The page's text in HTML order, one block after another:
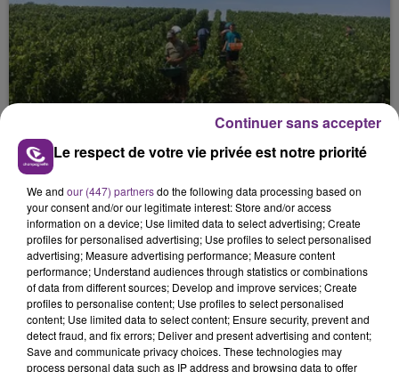
L'INSPECTION DU TRAVAIL RAPPELLE À
L'ORDRE SUR LES CONDITIONS DE...
Alors que les dates de début des vendange 2026
l'inspection du Travail en profite pour rappeler
les conditions de...
TITRES DIFFUSÉS
8h51
8h51 8h47
8h47
Le respect de votre vie privée est notre priorité
We and our (447) partnersdo the following data processing based on
your consent and/or our legitimate interest: Store and/or access
information on a device; Use limited data to select advertising; Create
profiles for personalised advertising; Use profiles to select personalised
advertising; Measure advertising performance; Measure content
performance; Understand audiences through statistics or combinations
of data from different sources; Develop and improve services; Create
profiles to personalise content; Use profiles to select personalised
content; Use limited data to select content; Ensure security, prevent and
detect fraud, and fix errors; Deliver and present advertising and content;
Save and communicate privacy choices. These technologies may
process personal data such as IP address and browsing data to offer
Continuer sans accepter